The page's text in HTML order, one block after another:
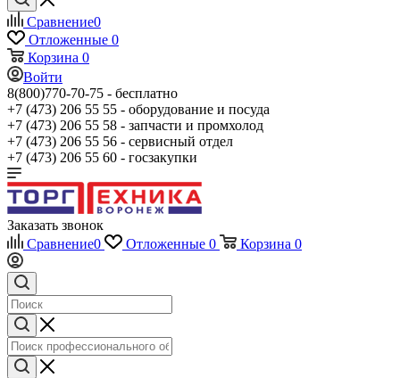
Сравнение0
Отложенные 0
Корзина 0
Войти
8(800)770-70-75 - бесплатно
+7 (473) 206 55 55 - оборудование и посуда
+7 (473) 206 55 58 - запчасти и промхолод
+7 (473) 206 55 56 - сервисный отдел
+7 (473) 206 55 60 - госзакупки
Заказать звонок
Сравнение0 Отложенные 0 Корзина 0